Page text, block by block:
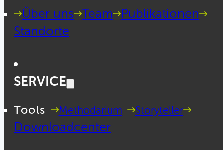
Über uns Team
Publikationen
Standorte
SERVICE
Tools Methodarium Storyteller
Downloadcenter